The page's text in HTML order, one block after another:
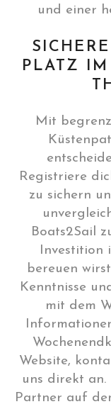
und einer
PLATZ IM
Mit
Registriere
zu sichern
Boats2Sail
Investition
bereuen
Kenntnisse
mit dem
Website,
uns direkt
Partner auf